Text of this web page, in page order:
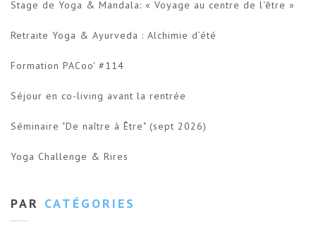
Stage de Yoga & Mandala: « Voyage au centre de l'être »
Retraite Yoga & Ayurveda : Alchimie d’été
Formation PACoo' #114
Séjour en co-living avant la rentrée
Séminaire "De naître à Être" (sept 2026)
Yoga Challenge & Rires
PAR CATÉGORIES